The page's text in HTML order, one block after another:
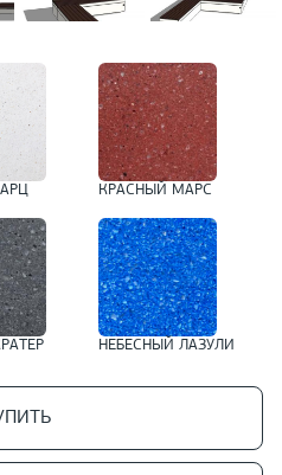
КРАСНЫЙ МАРС
НЕБЕСНЫЙ ЛАЗУЛИ